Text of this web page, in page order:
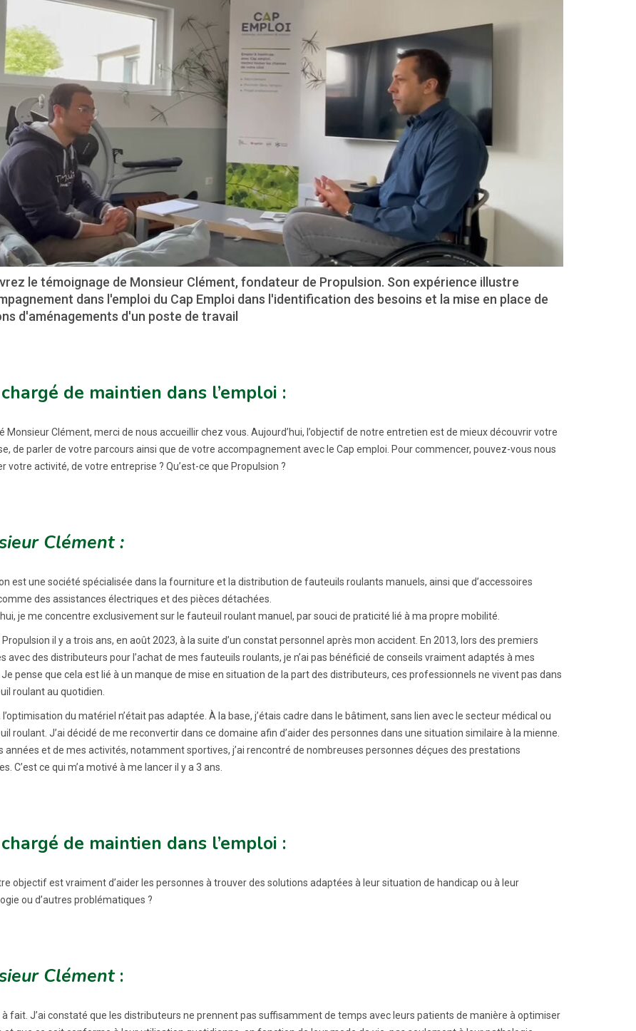
le témoignage de Monsieur Clément, fondateur de Propulsion. Son expérience illustre
dans l'emploi du Cap Emploi dans l'identification des besoins et la mise en place de
d'aménagements d'un poste de travail
de maintien dans l’emploi :
Monsieur Clément, merci de nous accueillir chez vous. Aujourd’hui, l’objectif de notre entretien est de mieux découvrir votre
de parler de votre parcours ainsi que de votre accompagnement avec le Cap emploi. Pour commencer, pouvez-vous nous
votre activité, de votre entreprise ? Qu’est-ce que Propulsion ?
Clément :
est une société spécialisée dans la fourniture et la distribution de fauteuils roulants manuels, ainsi que d’accessoires
des assistances électriques et des pièces détachées.
je me concentre exclusivement sur le fauteuil roulant manuel, par souci de praticité lié à ma propre mobilité.
Propulsion il y a trois ans, en août 2023, à la suite d’un constat personnel après mon accident. En 2013, lors des premiers
avec des distributeurs pour l’achat de mes fauteuils roulants, je n’ai pas bénéficié de conseils vraiment adaptés à mes
Je pense que cela est lié à un manque de mise en situation de la part des distributeurs, ces professionnels ne vivent pas dans
roulant au quotidien.
l’optimisation du matériel n’était pas adaptée. À la base, j’étais cadre dans le bâtiment, sans lien avec le secteur médical ou
roulant. J’ai décidé de me reconvertir dans ce domaine afin d’aider des personnes dans une situation similaire à la mienne.
années et de mes activités, notamment sportives, j’ai rencontré de nombreuses personnes déçues des prestations
C’est ce qui m’a motivé à me lancer il y a 3 ans.
de maintien dans l’emploi :
objectif est vraiment d’aider les personnes à trouver des solutions adaptées à leur situation de handicap ou à leur
ou d’autres problématiques ?
Clément:
à fait. J’ai constaté que les distributeurs ne prennent pas suffisamment de temps avec leurs patients de manière à optimiser